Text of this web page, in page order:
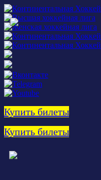
Купить билеты
Купить билеты